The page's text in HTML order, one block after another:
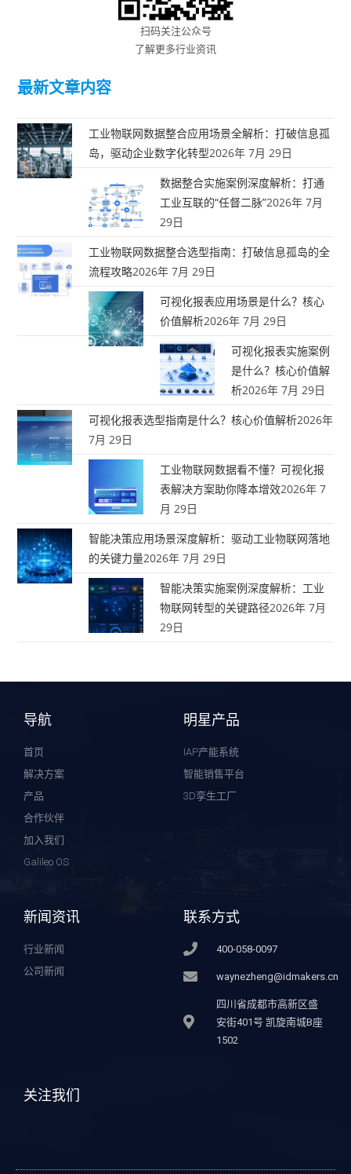
扫码关注公众号
了解更多行业资讯
最新文章内容
工业物联网数据整合应用场景全解析：打破信息孤
岛，驱动企业数字化转型2026年 7月 29日
数据整合实施案例深度解析：打通
工业互联的“任督二脉”2026年 7月
29日
工业物联网数据整合选型指南：打破信息孤岛的全
流程攻略2026年 7月 29日
可视化报表应用场景是什么？核心
价值解析2026年 7月 29日
可视化报表实施案例
是什么？核心价值解
析2026年 7月 29日
可视化报表选型指南是什么？核心价值解析2026年
7月 29日
工业物联网数据看不懂？可视化报
表解决方案助你降本增效2026年 7
月 29日
智能决策应用场景深度解析：驱动工业物联网落地
的关键力量2026年 7月 29日
智能决策实施案例深度解析：工业
物联网转型的关键路径2026年 7月
29日
导航
首页
解决方案
产品
合作伙伴
加入我们
Galileo OS
明星产品
IAP产能系统
智能销售平台
3D孪生工厂
新闻资讯
行业新闻
公司新闻
联系方式
400-058-0097
waynezheng@idmakers.cn
四川省成都市高新区盛
安街401号 凯旋南城B座
1502
关注我们